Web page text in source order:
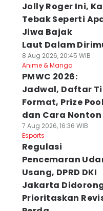
Jolly Roger Ini,
Tebak Seperti
Jiwa Bajak
Laut Dalam
8 Aug 2026, 20:45 WIB
Anime & Manga
PMWC 2026:
Jadwal, Daftar
Format, Prize
dan Cara Nonton
7 Aug 2026, 16:36 WIB
Esports
Regulasi
Pencemaran
Usang, DPRD DKI
Jakarta
Prioritaskan